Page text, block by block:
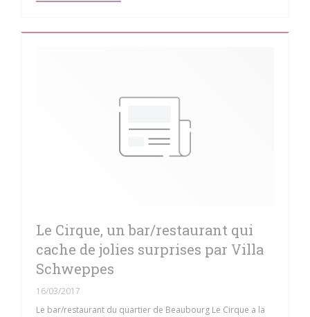
Le Cirque, un bar/restaurant qui
cache de jolies surprises par Villa
Schweppes
16/03/2017
Le bar/restaurant du quartier de Beaubourg Le Cirque a la